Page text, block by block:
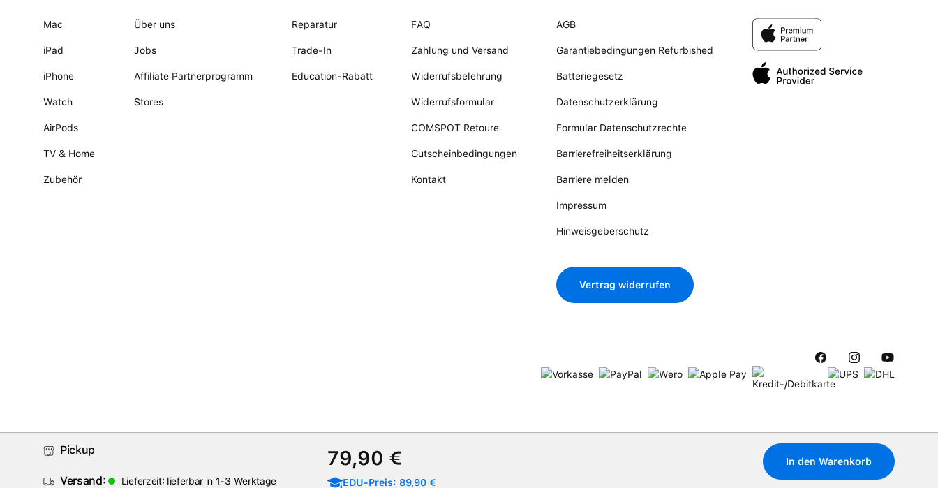
Pickup
Versand: Lieferzeit: lieferbar in 1-3 Werktage
Verkaufspreis:
79,90 €
EDU-Preis: 89,90 €
In den Warenkorb
Mac
iPad
iPhone
Watch
AirPods
TV & Home
Zubehör
Über uns
Jobs
Affiliate Partnerprogramm
Stores
Reparatur
Trade-In
Education-Rabatt
FAQ
Zahlung und Versand
Widerrufsbelehrung
Widerrufsformular
COMSPOT Retoure
Gutscheinbedingungen
Kontakt
AGB
Garantiebedingungen Refurbished
Batteriegesetz
Datenschutzerklärung
Formular Datenschutzrechte
Barrierefreiheitserklärung
Barriere melden
Impressum
Hinweisgeberschutz
Vertrag widerrufen